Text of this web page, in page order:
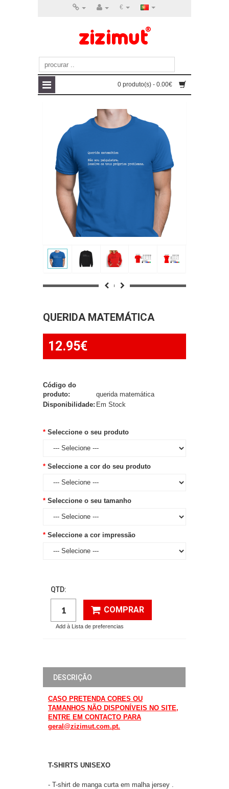
€
0 produto(s) - 0.00€
QUERIDA MATEMÁTICA
12.95€
Código do
produto:
querida matemática
Disponibilidade:Em Stock
Seleccione o seu produto
Seleccione a cor do seu produto
Seleccione o seu tamanho
Seleccione a cor impressão
QTD:
COMPRAR
Add à Lista de preferencias
DESCRIÇÃO
CASO PRETENDA CORES OU
TAMANHOS NÃO DISPONÍVEIS NO SITE,
ENTRE EM CONTACTO PARA
geral@zizimut.com.pt.
T-SHIRTS UNISEXO
- T-shirt de manga curta em malha jersey .